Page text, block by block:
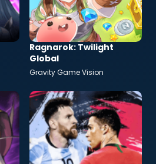
Ragnarok: Twilight
Global
Gravity Game Vision